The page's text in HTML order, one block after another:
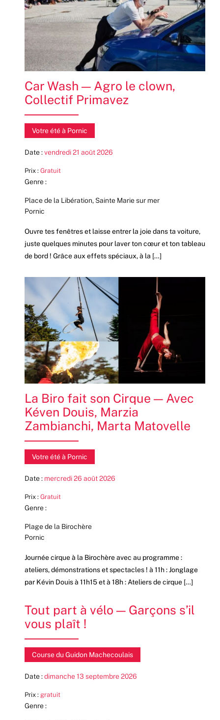
Car Wash — Agro le clown,
Collectif Primavez
Votre été à Pornic
Date :vendredi 21 août 2026
Prix : Gratuit
Genre :
Place de la Libération, Sainte Marie sur mer
Pornic
Ouvre tes fenêtres et laisse entrer la joie dans ta voiture,
juste quelques minutes pour laver ton cœur et ton tableau
de bord ! Grâce aux effets spéciaux, à la […]
La Biro fait son Cirque — Avec
Kéven Douis, Marzia
Zambianchi, Marta Matovelle
Votre été à Pornic
Date : mercredi 26 août 2026
Prix : Gratuit
Genre :
Plage de la Birochère
Pornic
Journée cirque à la Birochère avec au programme :
ateliers, démonstrations et spectacles ! à 11h : Jonglage
par Kévin Douis à 11h15 et à 18h : Ateliers de cirque […]
Tout part à vélo — Garçons s’il
vous plaît !
Course du Guidon Machecoulais
Date :dimanche 13 septembre 2026
Prix : gratuit
Genre :